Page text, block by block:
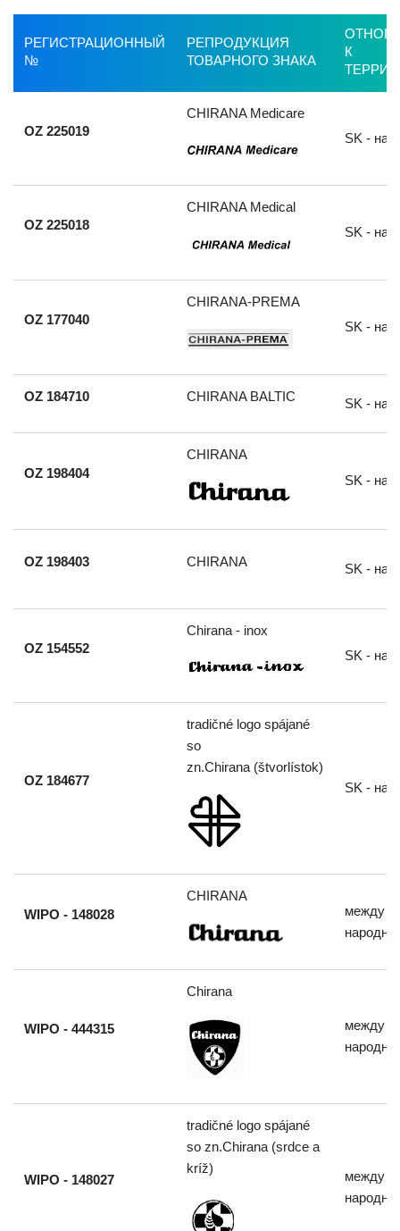
РЕГИСТРАЦИОННЫЙ
№
РЕПРОДУКЦИЯ
ТОВАРНОГО ЗНАКА
К
OZ 225019
CHIRANA Medicare
SK -
OZ 225018
CHIRANA Medical
SK -
OZ 177040
CHIRANA-PREMA
SK -
OZ 184710 CHIRANA BALTIC SK -
OZ 198404
CHIRANA
SK -
OZ 198403 CHIRANA SK -
OZ 154552
Chirana - inox
SK -
OZ 184677
tradičné logo spájané
so
zn.Chirana (štvorlístok)
SK -
WIPO - 148028
CHIRANA
между
WIPO - 444315
Chirana
между
WIPO - 148027
tradičné logo spájané
so zn.Chirana (srdce a
kríž)
между